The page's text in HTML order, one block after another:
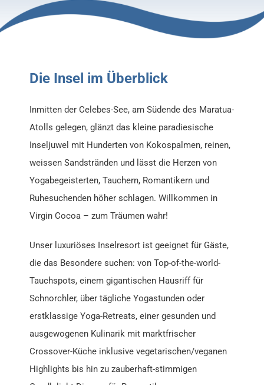
Die Insel im Überblick
Inmitten der Celebes-See, am Südende des Maratua-
Atolls gelegen, glänzt das kleine paradiesische
Inseljuwel mit Hunderten von Kokospalmen, reinen,
weissen Sandstränden und lässt die Herzen von
Yogabegeisterten, Tauchern, Romantikern und
Ruhesuchenden höher schlagen. Willkommen in
Virgin Cocoa – zum Träumen wahr!
Unser luxuriöses Inselresort ist geeignet für Gäste,
die das Besondere suchen: von Top-of-the-world-
Tauchspots, einem gigantischen Hausriff für
Schnorchler, über tägliche Yogastunden oder
erstklassige Yoga-Retreats, einer gesunden und
ausgewogenen Kulinarik mit marktfrischer
Crossover-Küche inklusive vegetarischen/veganen
Highlights bis hin zu zauberhaft-stimmigen